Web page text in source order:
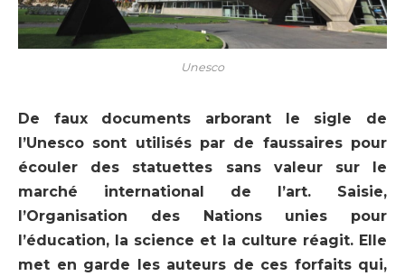
Unesco
De faux documents arborant le sigle de
l’Unesco sont utilisés par de faussaires pour
écouler des statuettes sans valeur sur le
marché international de l’art. Saisie,
l’Organisation des Nations unies pour
l’éducation, la science et la culture réagit. Elle
met en garde les auteurs de ces forfaits qui,